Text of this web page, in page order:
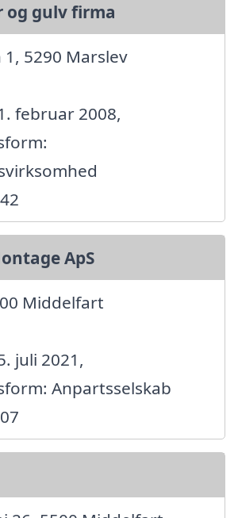
og gulv firma
5290 Marslev
februar 2008,
ApS
Middelfart
juli 2021,
Anpartsselskab